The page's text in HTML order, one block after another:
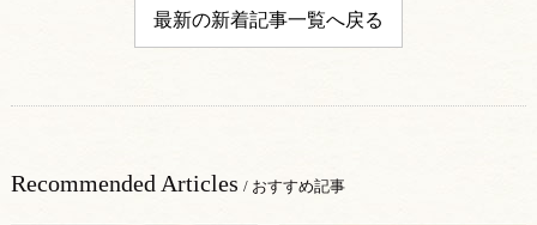
最新の新着記事一覧へ戻る
Recommended Articles / おすすめ記事